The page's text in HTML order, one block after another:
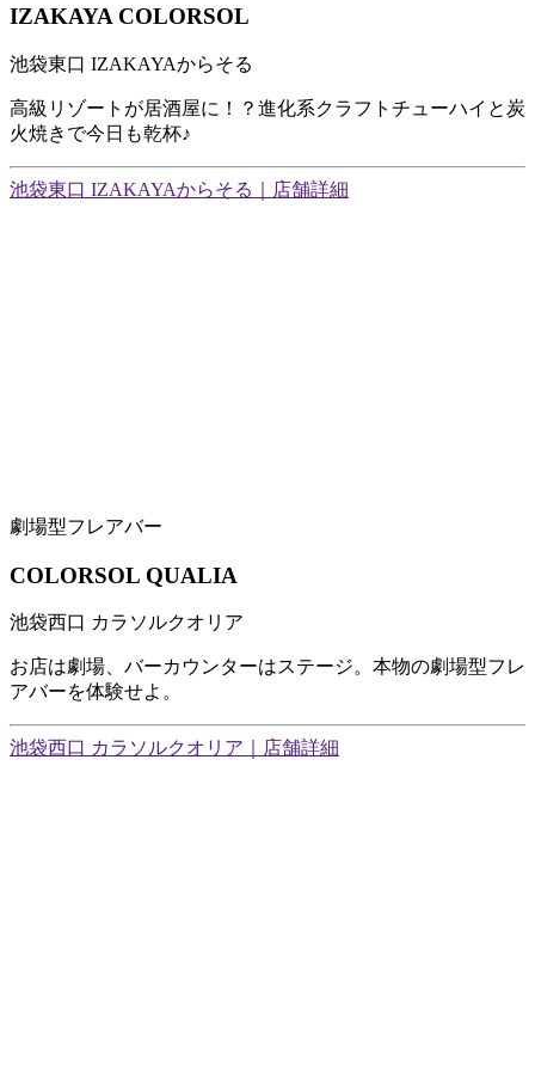
IZAKAYA COLORSOL
池袋東口 IZAKAYAからそる
高級リゾートが居酒屋に！？進化系クラフトチューハイと炭
火焼きで今日も乾杯♪
池袋東口 IZAKAYAからそる｜店舗詳細
劇場型フレアバー
COLORSOL QUALIA
池袋西口 カラソルクオリア
お店は劇場、バーカウンターはステージ。本物の劇場型フレ
アバーを体験せよ。
池袋西口 カラソルクオリア｜店舗詳細